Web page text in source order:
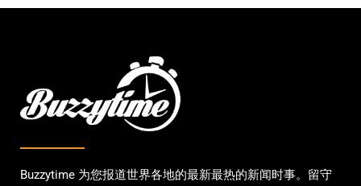
Buzzytime 为您报道世界各地的最新最热的新闻时事。留守